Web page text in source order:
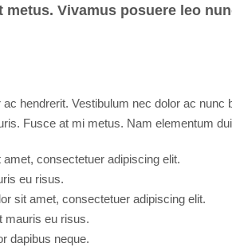
metus. Vivamus posuere leo
hendrerit. Vestibulum nec dolor ac nunc
Fusce at mi metus. Nam elementum
consectetuer adipiscing elit.
eu risus.
sit amet, consectetuer adipiscing elit.
mauris eu risus.
dapibus neque.